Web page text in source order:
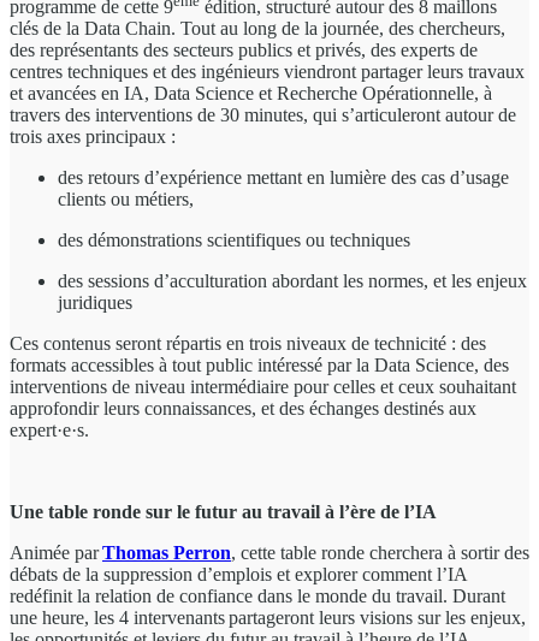
programme de cette 9
édition, structuré autour des 8 maillons
clés de la Data Chain. Tout au long de la journée, des chercheurs,
des représentants des secteurs publics et privés, des experts de
centres techniques et des ingénieurs viendront partager leurs travaux
et avancées en IA, Data Science et Recherche Opérationnelle, à
travers des interventions de 30 minutes, qui s’articuleront autour de
trois axes principaux :
des retours d’expérience mettant en lumière des cas d’usage
clients ou métiers,
des démonstrations scientifiques ou techniques
des sessions d’acculturation abordant les normes, et les enjeux
juridiques
Ces contenus seront répartis en trois niveaux de technicité : des
formats accessibles à tout public intéressé par la Data Science, des
interventions de niveau intermédiaire pour celles et ceux souhaitant
approfondir leurs connaissances, et des échanges destinés aux
expert·e·s.
Une table ronde sur le futur au travail à l’ère de l’IA
Animée parThomas Perron, cette table ronde cherchera à sortir des
débats de la suppression d’emplois et explorer comment l’IA
redéfinit la relation de confiance dans le monde du travail. Durant
une heure, les 4 intervenants partageront leurs visions sur les enjeux,